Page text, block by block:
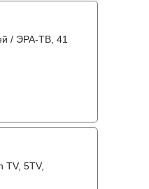
/ ЭРА-ТВ, 41
TV, 5TV,